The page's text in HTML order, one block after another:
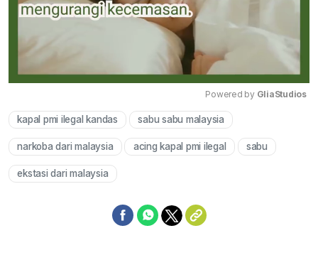
Powered by GliaStudios
kapal pmi ilegal kandas sabu sabu malaysia
narkoba dari malaysia acing kapal pmi ilegal sabu
ekstasi dari malaysia